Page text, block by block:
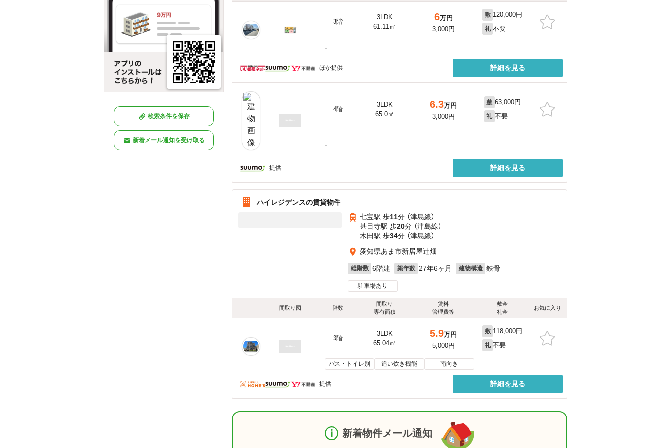
検索条件を保存
新着メール通知を受け取る
3階
3LDK
61.11㎡
6万円
3,000円
敷 120,000円
礼 不要
-
ほか提供 詳細を見る
4階
3LDK
65.0㎡
6.3万円
3,000円
敷 63,000円
礼 不要
-
提供 詳細を見る
ハイレジデンスの賃貸物件
七宝駅 歩11分 （津島線）
甚目寺駅 歩20分 （津島線）
木田駅 歩34分 （津島線）
愛知県あま市新居屋辻畑
総階数 6階建 築年数 27年6ヶ月 建物構造 鉄骨
駐車場あり
間取り図 階数
間取り
専有面積
賃料
管理費等
敷金
礼金
お気に入り
3階
3LDK
65.04㎡
5.9万円
5,000円
敷 118,000円
礼 不要
バス・トイレ別 追い炊き機能 南向き
提供 詳細を見る
新着物件メール通知